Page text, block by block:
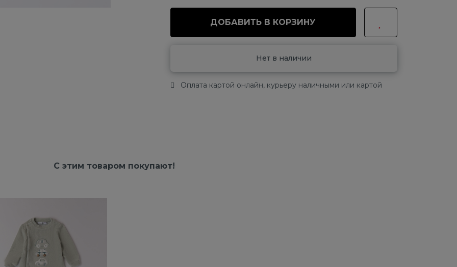
ДОБАВИТЬ В КОРЗИНУ
Нет в наличии
Оплата картой онлайн, курьеру наличными или картой
С этим товаром покупают!